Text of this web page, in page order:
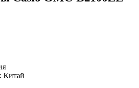
: Китай